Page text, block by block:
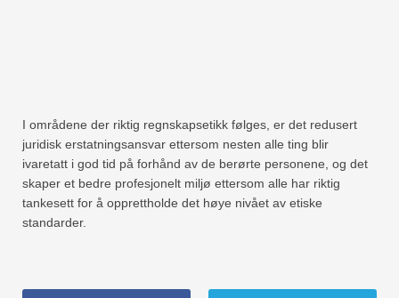
I områdene der riktig regnskapsetikk følges, er det redusert
juridisk erstatningsansvar ettersom nesten alle ting blir
ivaretatt i god tid på forhånd av de berørte personene, og det
skaper et bedre profesjonelt miljø ettersom alle har riktig
tankesett for å opprettholde det høye nivået av etiske
standarder.